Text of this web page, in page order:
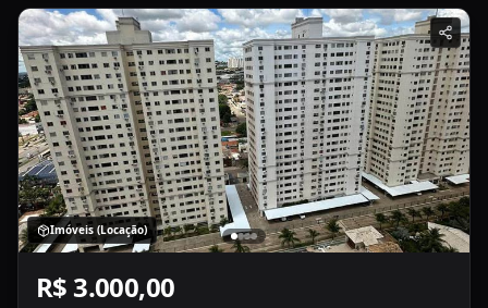
Imóveis (Locação)
R$ 3.000,00